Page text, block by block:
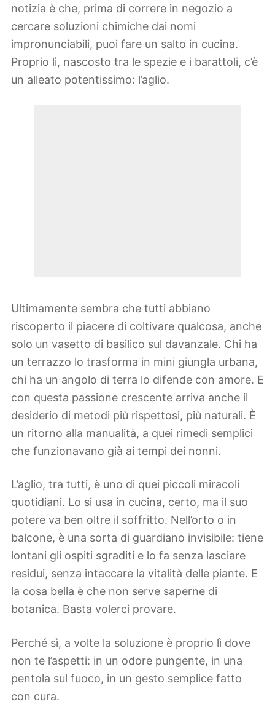
notizia è che, prima di correre in negozio a
cercare soluzioni chimiche dai nomi
impronunciabili, puoi fare un salto in cucina.
Proprio lì, nascosto tra le spezie e i barattoli, c’è
un alleato potentissimo: l’aglio.
Ultimamente sembra che tutti abbiano
riscoperto il piacere di coltivare qualcosa, anche
solo un vasetto di basilico sul davanzale. Chi ha
un terrazzo lo trasforma in mini giungla urbana,
chi ha un angolo di terra lo difende con amore. E
con questa passione crescente arriva anche il
desiderio di metodi più rispettosi, più naturali. È
un ritorno alla manualità, a quei rimedi semplici
che funzionavano già ai tempi dei nonni.
L’aglio, tra tutti, è uno di quei piccoli miracoli
quotidiani. Lo si usa in cucina, certo, ma il suo
potere va ben oltre il soffritto. Nell’orto o in
balcone, è una sorta di guardiano invisibile: tiene
lontani gli ospiti sgraditi e lo fa senza lasciare
residui, senza intaccare la vitalità delle piante. E
la cosa bella è che non serve saperne di
botanica. Basta volerci provare.
Perché sì, a volte la soluzione è proprio lì dove
non te l’aspetti: in un odore pungente, in una
pentola sul fuoco, in un gesto semplice fatto
con cura.